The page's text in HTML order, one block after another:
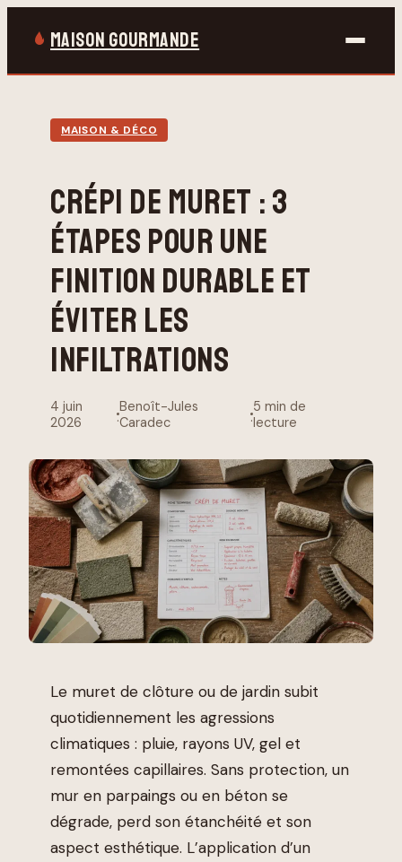
MAISON GOURMANDE
Bricolage
Jardinage
Maison & Déco
MAISON & DÉCO
CRÉPI DE MURET : 3
ÉTAPES POUR UNE
FINITION DURABLE ET
ÉVITER LES
INFILTRATIONS
4 juin
2026
·
Benoît-Jules
Caradec
·
5 min de
lecture
Le muret de clôture ou de jardin subit
quotidiennement les agressions
climatiques : pluie, rayons UV, gel et
remontées capillaires. Sans protection, un
mur en parpaings ou en béton se
dégrade, perd son étanchéité et son
aspect esthétique. L’application d’un